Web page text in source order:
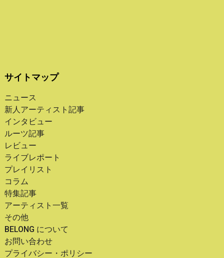
サイトマップ
ニュース
新人アーティスト記事
インタビュー
ルーツ記事
レビュー
ライブレポート
プレイリスト
コラム
特集記事
アーティスト一覧
その他
BELONG について
お問い合わせ
プライバシー・ポリシー